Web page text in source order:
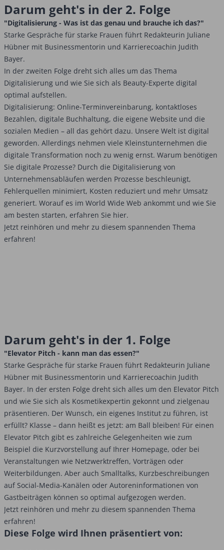
Darum geht's in der 2. Folge
"Digitalisierung - Was ist das genau und brauche ich das?"
Starke Gespräche für starke Frauen führt Redakteurin Juliane
Hübner mit Businessmentorin und Karrierecoachin Judith
Bayer.
In der zweiten Folge dreht sich alles um das Thema
Digitalisierung und wie Sie sich als Beauty-Experte digital
optimal aufstellen.
Digitalisierung: Online-Terminvereinbarung, kontaktloses
Bezahlen, digitale Buchhaltung, die eigene Website und die
sozialen Medien – all das gehört dazu. Unsere Welt ist digital
geworden. Allerdings nehmen viele Kleinstunternehmen die
digitale Transformation noch zu wenig ernst. Warum benötigen
Sie digitale Prozesse? Durch die Digitalisierung von
Unternehmensabläufen werden Prozesse beschleunigt,
Fehlerquellen minimiert, Kosten reduziert und mehr Umsatz
generiert. Worauf es im World Wide Web ankommt und wie Sie
am besten starten, erfahren Sie hier.
Jetzt reinhören und mehr zu diesem spannenden Thema
erfahren!
Darum geht's in der 1. Folge
"Elevator Pitch - kann man das essen?"
Starke Gespräche für starke Frauen führt Redakteurin Juliane
Hübner mit Businessmentorin und Karrierecoachin Judith
Bayer. In der ersten Folge dreht sich alles um den Elevator Pitch
und wie Sie sich als Kosmetikexpertin gekonnt und zielgenau
präsentieren. Der Wunsch, ein eigenes Institut zu führen, ist
erfüllt? Klasse – dann heißt es jetzt: am Ball bleiben! Für einen
Elevator Pitch gibt es zahlreiche Gelegenheiten wie zum
Beispiel die Kurzvorstellung auf Ihrer Homepage, oder bei
Veranstaltungen wie Netzwerktreffen, Vorträgen oder
Weiterbildungen. Aber auch Smalltalks, Kurzbeschreibungen
auf Social-Media-Kanälen oder Autoreninformationen von
Gastbeiträgen können so optimal aufgezogen werden.
Jetzt reinhören und mehr zu diesem spannenden Thema
erfahren!
Diese Folge wird Ihnen präsentiert von: